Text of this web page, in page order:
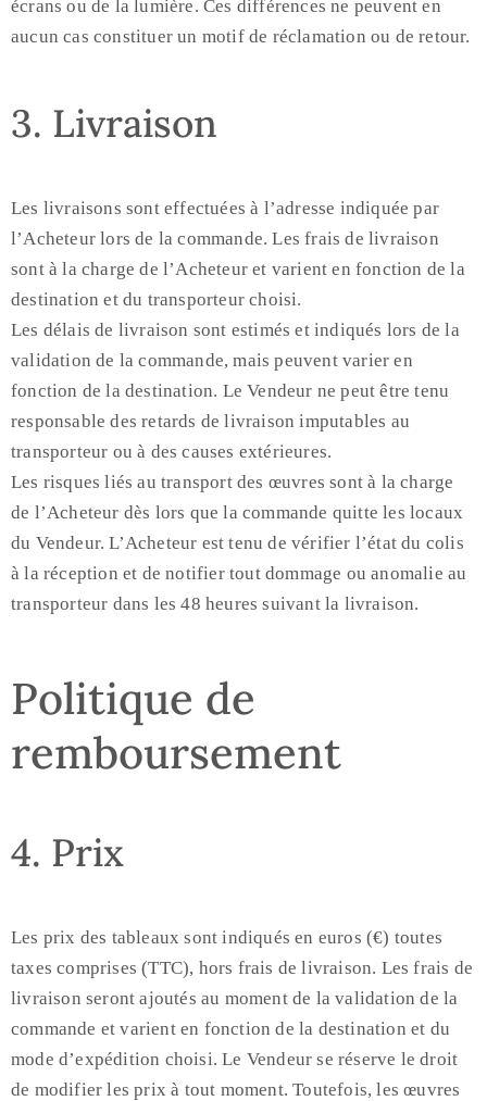
écrans ou de la lumière. Ces différences ne peuvent en
aucun cas constituer un motif de réclamation ou de retour.
3. Livraison
Les livraisons sont effectuées à l’adresse indiquée par
l’Acheteur lors de la commande. Les frais de livraison
sont à la charge de l’Acheteur et varient en fonction de la
destination et du transporteur choisi.
Les délais de livraison sont estimés et indiqués lors de la
validation de la commande, mais peuvent varier en
fonction de la destination. Le Vendeur ne peut être tenu
responsable des retards de livraison imputables au
transporteur ou à des causes extérieures.
Les risques liés au transport des œuvres sont à la charge
de l’Acheteur dès lors que la commande quitte les locaux
du Vendeur. L’Acheteur est tenu de vérifier l’état du colis
à la réception et de notifier tout dommage ou anomalie au
transporteur dans les 48 heures suivant la livraison.
Politique de
remboursement
4. Prix
Les prix des tableaux sont indiqués en euros (€) toutes
taxes comprises (TTC), hors frais de livraison. Les frais de
livraison seront ajoutés au moment de la validation de la
commande et varient en fonction de la destination et du
mode d’expédition choisi. Le Vendeur se réserve le droit
de modifier les prix à tout moment. Toutefois, les œuvres